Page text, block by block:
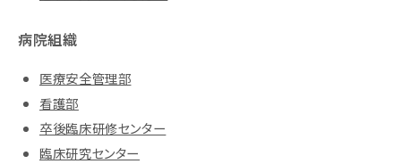
病院組織
医療安全管理部
看護部
卒後臨床研修センター
臨床研究センター